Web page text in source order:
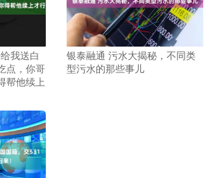
我送白
点，你哥
帮他续上
银泰融通 污水大揭秘，不同类
型污水的那些事儿